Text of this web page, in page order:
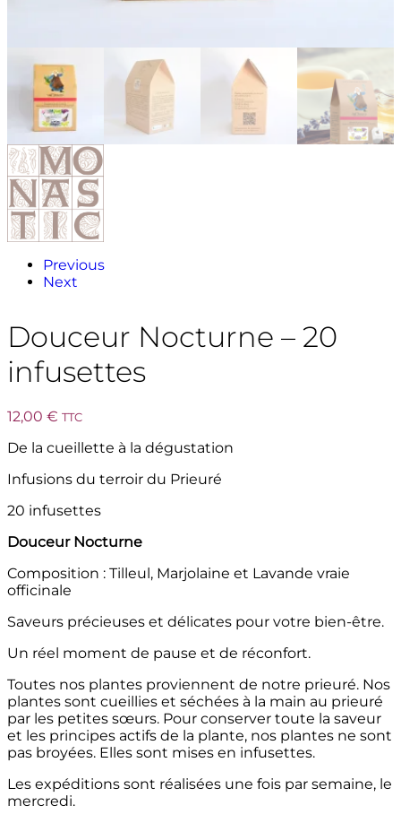
Previous
Next
Douceur Nocturne – 20
infusettes
12,00 € TTC
De la cueillette à la dégustation
Infusions du terroir du Prieuré
20 infusettes
Douceur Nocturne
Composition : Tilleul, Marjolaine et Lavande vraie
officinale
Saveurs précieuses et délicates pour votre bien-être.
Un réel moment de pause et de réconfort.
Toutes nos plantes proviennent de notre prieuré. Nos
plantes sont cueillies et séchées à la main au prieuré
par les petites sœurs. Pour conserver toute la saveur
et les principes actifs de la plante, nos plantes ne sont
pas broyées. Elles sont mises en infusettes.
Les expéditions sont réalisées une fois par semaine, le
mercredi.